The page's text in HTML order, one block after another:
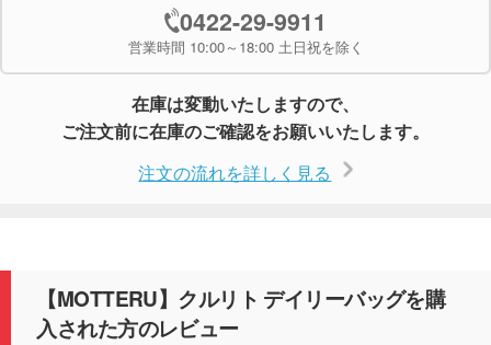
0422-29-9911
営業時間 10:00～18:00 土日祝を除く
在庫は変動いたしますので、
ご注文前に在庫のご確認をお願いいたします。
注文の流れを詳しく見る
【MOTTERU】クルリト デイリーバッグを購
入された方のレビュー